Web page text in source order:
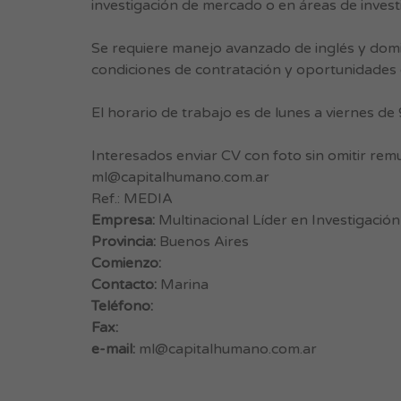
investigación de mercado o en áreas de
Se requiere manejo avanzado de inglés y
condiciones de contratación y
El horario de trabajo es de lunes a viernes
Interesados enviar CV con foto sin omitir
ml@capitalhumano.com.ar
Ref.: MEDIA
Empresa: Multinacional Líder en
Provincia: Buenos Aires
Comienzo:
Contacto: Marina
Teléfono:
Fax:
e-mail: ml@capitalhumano.com.ar